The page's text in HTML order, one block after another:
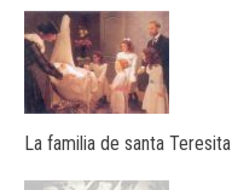
La familia de santa Teresita